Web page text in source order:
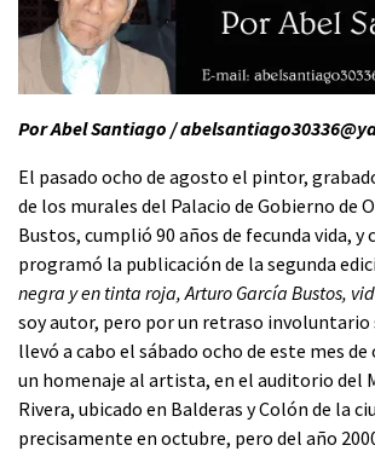
Por Abel Santiago /
El pasado ocho de agosto el pintor,
de los murales del Palacio de Gobierno de
Bustos, cumplió 90 años de fecunda vida, y
programó la publicación de la segunda
negra y en tinta roja, Arturo García Bustos,
soy autor, pero por un retraso involuntario
llevó a cabo el sábado ocho de este mes
un homenaje al artista, en el auditorio del
Rivera, ubicado en Balderas y Colón de la
precisamente en octubre, pero del año